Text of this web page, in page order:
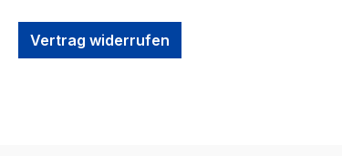
Vertrag widerrufen